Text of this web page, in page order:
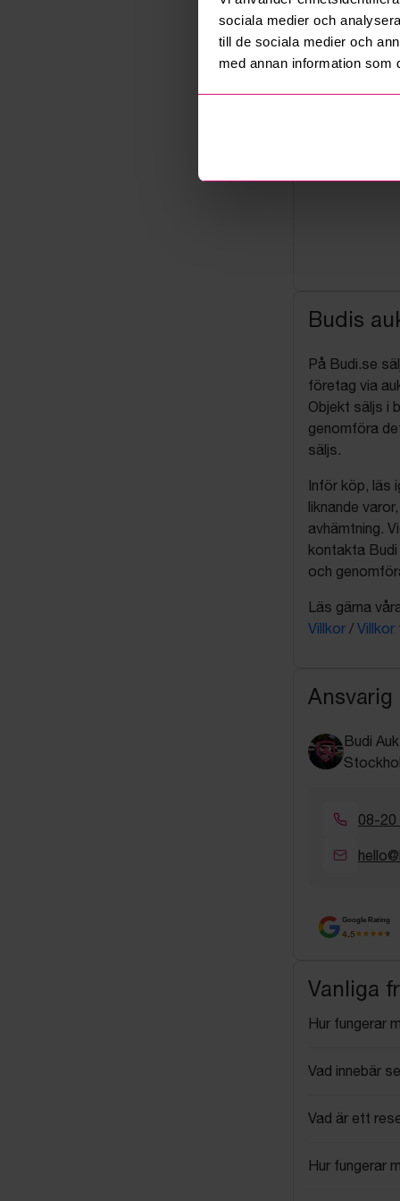
sociala medier och
till de sociala medier och
med annan information som
Budis
På Budi.se
företag via
Objekt säljs i
genomföra
säljs.
Inför köp, läs
liknande
avhämtning.
kontakta
och
Läs gärna
Villkor /
Budi
08-20
Google Rating
4.5
Vanliga
Hur fungerar
Vad innebär
Vad är ett
Hur fungerar